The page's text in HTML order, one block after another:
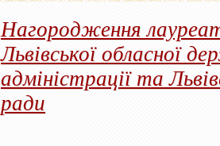
Нагородження
Львівської обласної
адміністрації та
ради